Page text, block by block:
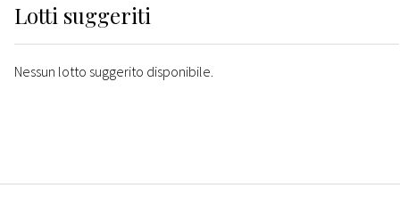
Lotti suggeriti
Nessun lotto suggerito disponibile.